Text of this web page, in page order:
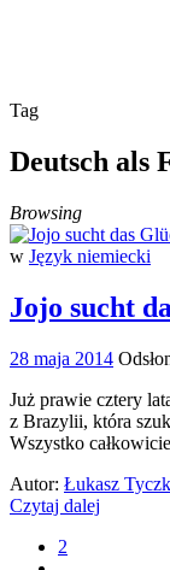
Tag
Deutsch als
Browsing
w Język niemiecki
Jojo sucht
28 maja 2014
Już prawie cztery
z Brazylii, która
Wszystko
Autor: Łukasz
Czytaj dalej
2